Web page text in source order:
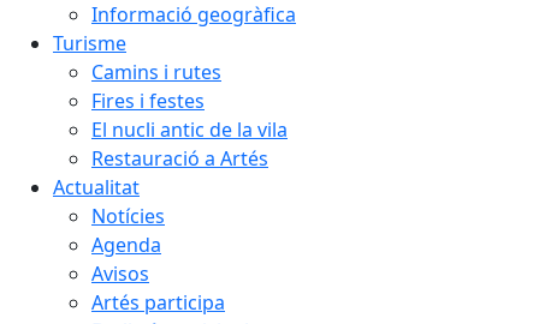
Informació geogràfica
Turisme
Camins i rutes
Fires i festes
El nucli antic de la vila
Restauració a Artés
Actualitat
Notícies
Agenda
Avisos
Artés participa